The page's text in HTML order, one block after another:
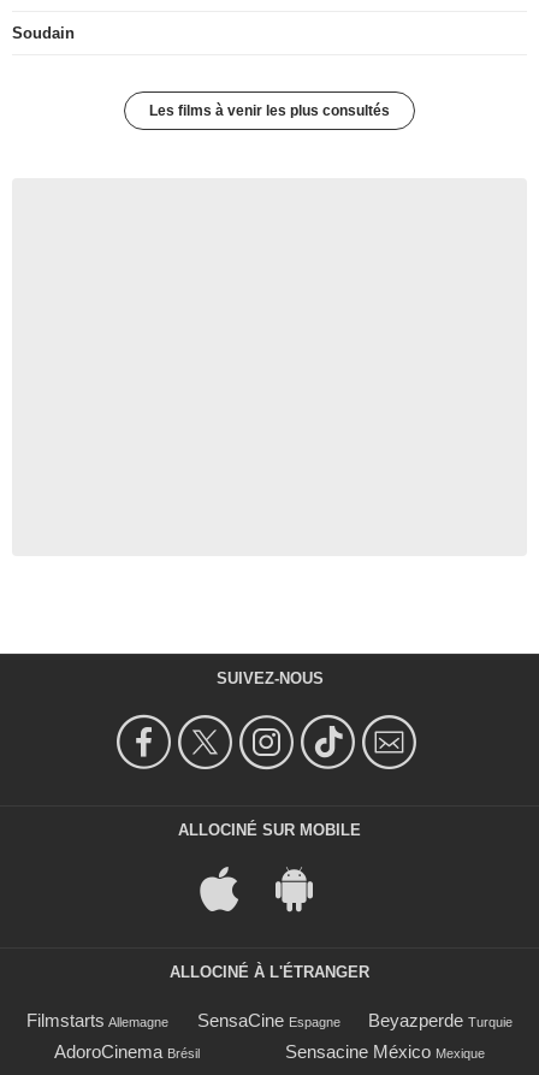
Soudain
Les films à venir les plus consultés
SUIVEZ-NOUS
ALLOCINÉ SUR MOBILE
ALLOCINÉ À L'ÉTRANGER
Filmstarts Allemagne SensaCine Espagne Beyazperde Turquie
AdoroCinema Brésil Sensacine México Mexique